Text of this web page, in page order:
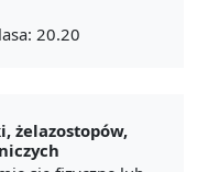
20.20
żelazostopów,